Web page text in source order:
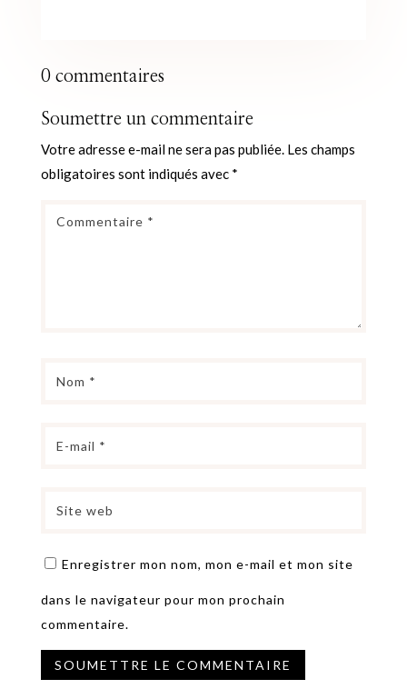
0 commentaires
Soumettre un commentaire
Votre adresse e-mail ne sera pas publiée. Les champs
obligatoires sont indiqués avec *
Enregistrer mon nom, mon e-mail et mon site
dans le navigateur pour mon prochain
commentaire.
SOUMETTRE LE COMMENTAIRE